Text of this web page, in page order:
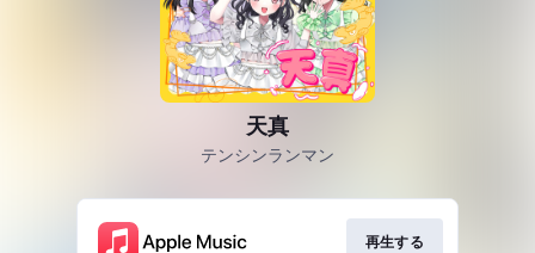
天真
テンシンランマン
再生する